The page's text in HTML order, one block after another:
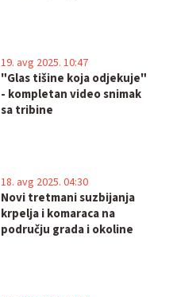
"Glas tišine koja odjekuje"
- kompletan video snimak
sa tribine
19. avg 2025. 10:47
Novi tretmani suzbijanja
krpelja i komaraca na
području grada i okoline
18. avg 2025. 04:30